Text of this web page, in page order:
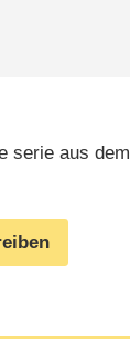
serie aus dem